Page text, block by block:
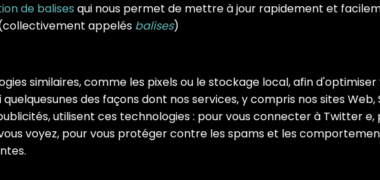
de balises qui nous permet de mettre à jour rapidement et
appelés balises)
similaires, comme les pixels ou le stockage local, afin
des façons dont nos services, y compris nos sites Web,
utilisent ces technologies : pour vous connecter à Twitter
voyez, pour vous protéger contre les spams et les